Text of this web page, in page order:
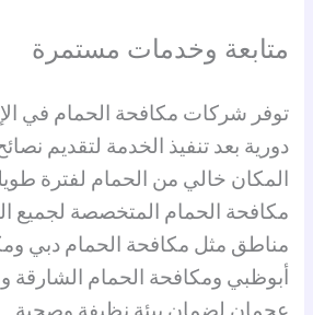
متابعة وخدمات مستمرة
توفر شركات مكافحة الحمام في
دورية بعد تنفيذ الخدمة لتقديم
المكان خالي من الحمام لفترة
مكافحة الحمام المتخصصة لجميع
مناطق مثل مكافحة الحمام دبي
أبوظبي ومكافحة الحمام الشارقة